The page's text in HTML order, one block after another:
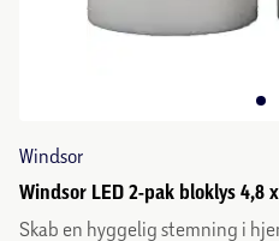
Windsor
Windsor LED 2-pak bloklys 4,8
Skab en hyggelig stemning i